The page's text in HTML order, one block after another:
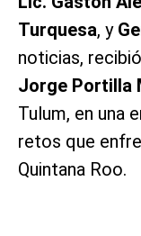
Turquesa, y
noticias,
Jorge Portilla
Tulum, en una
retos que
Quintana Roo.